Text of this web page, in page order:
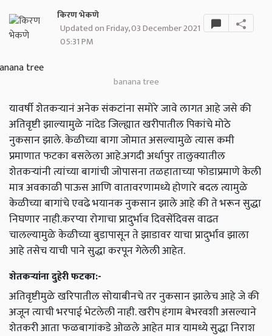
किरण भेकणे
Updated on Friday, 03 December 2021
05:31 PM
banana tree
यावर्षी शेतकऱ्यानं अनेक संकटांना समोरे जावे लागत आहे जसे की
अतिवृष्टी झाल्यामुळे नांदेड जिल्ह्यात खरीपातील पिकांचे मोठे
नुकसान झाले. केळीच्या बागा जोमात असल्यामुळे त्यास कमी
प्रमाणात फटका बसलेला आहे.अगदी अर्धापुर तालुक्यातील
शेतकऱ्यांनी त्यांच्या बागांची जोपासना तळहाताच्या फोडाप्रमाणे केली
मात्र अवकाळी पाऊस आणि वातावरणामध्ये होणारे बदल त्यामुळे
केळीच्या बागांचे एवढे भयानक नुकसान झाले आहे की ते भरून सुद्धा
निघणार नाही.करप्या रोगाचा प्रादुर्भाव दिवसेंदिवस वाढत
चालल्यामुळे केळीच्या बुडापासून ते झाडावर याचा प्रादुर्भाव झाला
आहे तसेच याची पाने सुद्धा करपून गेलेली आहेत.
शेतकऱ्यांना दुहेरी फटका:-
अतिवृष्टीमुळे खरिपातील सोयाबीनचे तर नुकसान झालेच आहे जे की
अजून त्याची भरपाई भेटलेली नाही. खरीप हंगाम बेभरवशी असल्याने
शेतकरी आता फळबागांकडे ओळले आहेत मात्र यामध्ये सुद्धा निराश